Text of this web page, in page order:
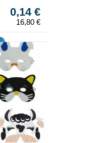
0,14 €
16,80 €